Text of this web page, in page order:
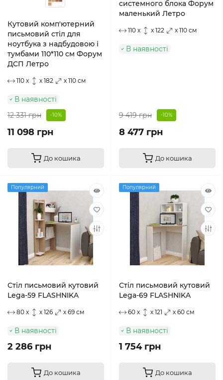
Кутовий комп'ютерний
письмовий стіл для
ноутбука з надбудовою і
тумбами 110*110 см Форум
ДСП Летро
110 x x 182 x 110 см
В наявності
12 331 грн
-10%
11 098 грн
До кошика
системного блока Форум
маленький Летро
110 x x 122 x 110 см
В наявності
9 419 грн -10%
8 477 грн
До кошика
Популярний
Стіл письмовий кутовий
Lega-59 FLASHNIKA
80 x x 126 x 69 см
В наявності
2 286 грн
До кошика
Популярний
Стіл письмовий кутовий
Lega-69 FLASHNIKA
60 x x 121 x 60 см
В наявності
1 754 грн
До кошика